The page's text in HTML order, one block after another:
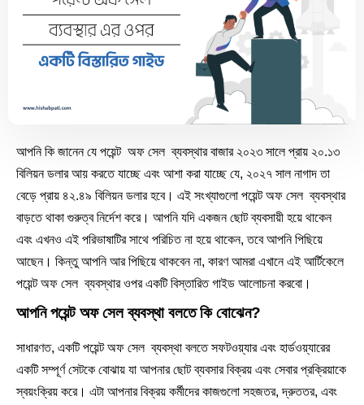
আপনি কি জানেন যে পয়েন্ট অফ সেল ব্যবস্থার বাজার ২০২৩ সালে প্রায় ২০.১৩
বিলিয়ন ডলার আয় করতে যাচ্ছে এবং আশা করা যাচ্ছে যে, ২০২৭ সাল নাগাদ তা
বেড়ে প্রায় ৪২.৪৯ বিলিয়ন ডলার হবে। এই সংখ্যাগুলো পয়েন্ট অফ সেল ব্যবস্থার
বাড়তে থাকা গুরুত্ব নির্দেশ করে। আপনি যদি একজন ছোট ব্যবসায়ী হয়ে থাকেন
এবং এখনও এই পরিভাষাটির সাথে পরিচিত না হয়ে থাকেন, তবে আপনি পিছিয়ে
আছেন। কিন্তু আপনি আর পিছিয়ে থাকবেন না, কারণ আমরা এখানে এই আর্টিকেলে
পয়েন্ট অফ সেল ব্যবস্থার ওপর একটি বিস্তারিত গাইড আলোচনা করবো।
আপনি পয়েন্ট অফ সেল ব্যবস্থা বলতে কি বোঝেন?
সাধারণত, একটি পয়েন্ট অফ সেল ব্যবস্থা বলতে সফটওয়্যার এবং হার্ডওয়্যারের
একটি সম্পূর্ণ সেটকে বোঝায় যা আপনার ছোট ব্যবসার বিক্রয় এবং সেবার প্রক্রিয়াকে
স্বয়ংক্রিয় করে। এটা আপনার বিক্রয় কর্মীদের কাজগুলো সহজতর, দ্রুততর, এবং